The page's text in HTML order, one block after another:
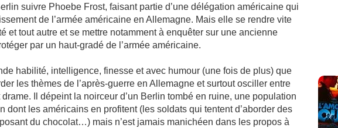
suivre Phoebe Frost, faisant partie d’une délégation américaine qui
de l’armée américaine en Allemagne. Mais elle se rendre vite
et tout autre et se mettre notamment à enquêter sur une ancienne
par un haut-gradé de l’armée américaine.
habilité, intelligence, finesse et avec humour (une fois de plus) que
les thèmes de l’après-guerre en Allemagne et surtout osciller entre
drame. Il dépeint la noirceur d’un Berlin tombé en ruine, une population
dont les américains en profitent (les soldats qui tentent d’aborder des
du chocolat…) mais n’est jamais manichéen dans les propos à